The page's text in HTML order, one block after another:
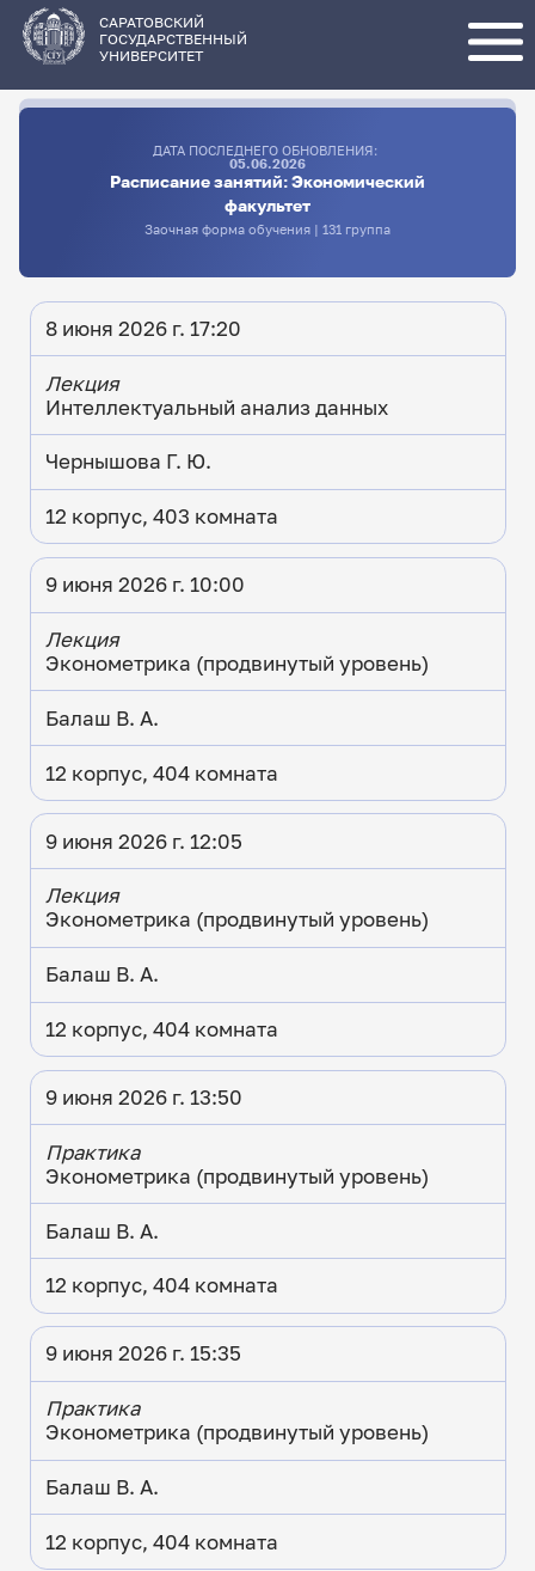
основному
содержанию
САРАТОВСКИЙ
ГОСУДАРСТВЕННЫЙ
УНИВЕРСИТЕТ
ДАТА ПОСЛЕДНЕГО ОБНОВЛЕНИЯ:
05.06.2026
Расписание занятий: Экономический
факультет
Заочная форма обучения | 131 группа
8 июня 2026 г. 17:20
Лекция
Интеллектуальный анализ данных
Чернышова Г. Ю.
12 корпус, 403 комната
9 июня 2026 г. 10:00
Лекция
Эконометрика (продвинутый уровень)
Балаш В. А.
12 корпус, 404 комната
9 июня 2026 г. 12:05
Лекция
Эконометрика (продвинутый уровень)
Балаш В. А.
12 корпус, 404 комната
9 июня 2026 г. 13:50
Практика
Эконометрика (продвинутый уровень)
Балаш В. А.
12 корпус, 404 комната
9 июня 2026 г. 15:35
Практика
Эконометрика (продвинутый уровень)
Балаш В. А.
12 корпус, 404 комната